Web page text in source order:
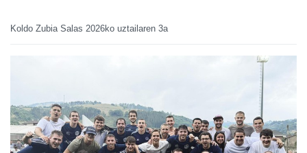
Koldo Zubia Salas 2026ko uztailaren 3a